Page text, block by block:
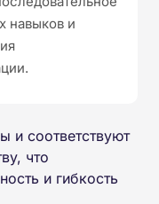
навыков и
и соответствуют
что
и гибкость